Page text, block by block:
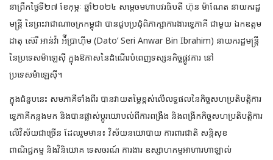
នាព្រឹកថ្ងៃទី២៧ ខែកុម្ភៈ ឆ្នាំ២០២៤ សម្តេចមហាបវរធិបតី ហ៊ុន ម៉ាណែត នាយករដ្ឋ
មន្ត្រី នៃព្រះរាជាណាចក្រកម្ពុជា បានជួបប្រជុំពិភាក្សាការងារទ្វេភាគី ជាមួយ ឯកឧត្តម
ដាតុ ស៊េរី អាន់វ៉ា អ៉ីប្រាហ៊ីម (Dato’ Seri Anwar Bin Ibrahim) នាយករដ្ឋមន្រ្តី
នៃប្រទេសម៉ាឡេស៊ី ក្នុងឱកាសនៃដំណើរបំពេញទស្សនកិច្ចផ្លូវការ នៅ
ប្រទេសម៉ាឡេស៊ី។
ក្នុងជំនួបនេះ សមភាគីទាំងពីរ បានវាយតម្លៃខ្ពស់លើលទ្ធផលនៃកិច្ចសហប្រតិបត្តិការ
ទ្វេភាគីកន្លងមក និងបានផ្លាស់ប្ដូរយោបល់ពីការពង្រឹង និងពង្រីកកិច្ចសហប្រតិបត្តិការ
លើវិស័យជាច្រើន ដែលរួមមាន៖ វិស័យនយោបាយ ការពារជាតិ សន្តិសុខ
ពាណិជ្ជកម្ម និងវិនិយោគ ទេសចរណ៍ ការងារ ឧស្សាហកម្មអាហារហាឡាល់